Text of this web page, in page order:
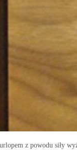
z powodu siły